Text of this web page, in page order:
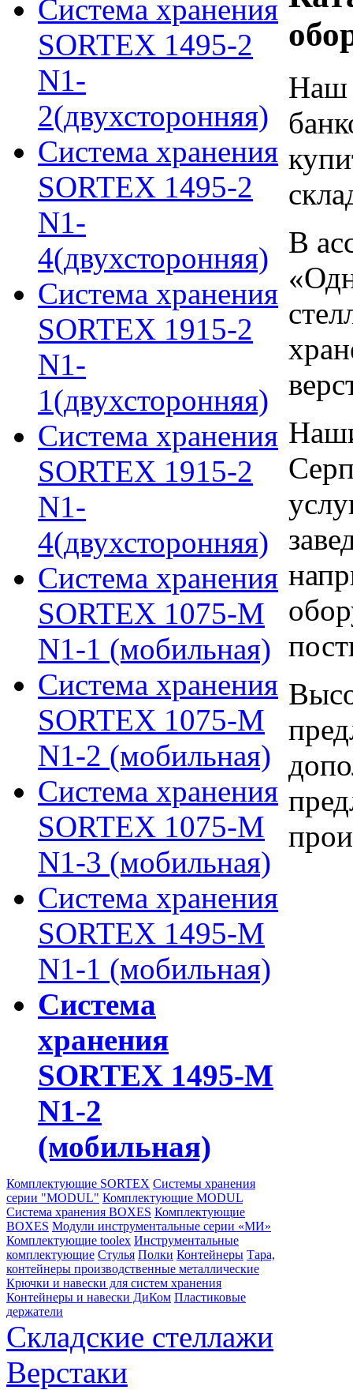
Система хранения
SORTEX 1495-2
N1-
2(двухсторонняя)
Система хранения
SORTEX 1495-2
N1-
4(двухсторонняя)
Система хранения
SORTEX 1915-2
N1-
1(двухсторонняя)
Система хранения
SORTEX 1915-2
N1-
4(двухсторонняя)
Система хранения
SORTEX 1075-M
N1-1 (мобильная)
Система хранения
SORTEX 1075-M
N1-2 (мобильная)
Система хранения
SORTEX 1075-M
N1-3 (мобильная)
Система хранения
SORTEX 1495-M
N1-1 (мобильная)
Система
хранения
SORTEX 1495-M
N1-2
(мобильная)
Комплектующие SORTEX Системы хранения
серии "MODUL" Комплектующие MODUL
Система хранения BOXES Комплектующие
BOXES Модули инструментальные серии «МИ»
Комплектующие toolex Инструментальные
комплектующие Стулья Полки Контейнеры Тара,
контейнеры производственные металлические
Крючки и навески для систем хранения
Контейнеры и навески ДиКом Пластиковые
держатели
Складские стеллажи
Верстаки
Наш
В